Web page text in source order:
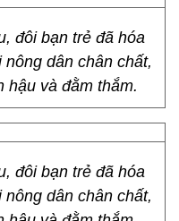
đôi bạn trẻ đã hóa
dân chân chất,
hậu và đằm thắm.
đôi bạn trẻ đã hóa
dân chân chất,